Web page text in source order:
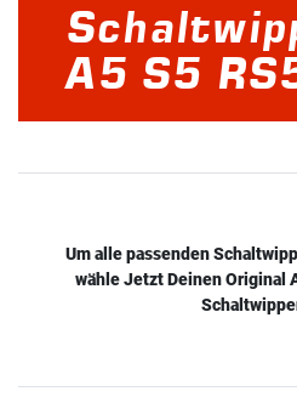
A5 S5
Um alle passenden
wähle Jetzt Deinen Original